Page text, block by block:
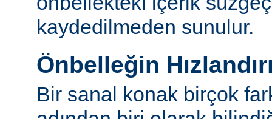
kaydedilmeden sunulur.
Önbelleğin
Bir sanal konak birçok